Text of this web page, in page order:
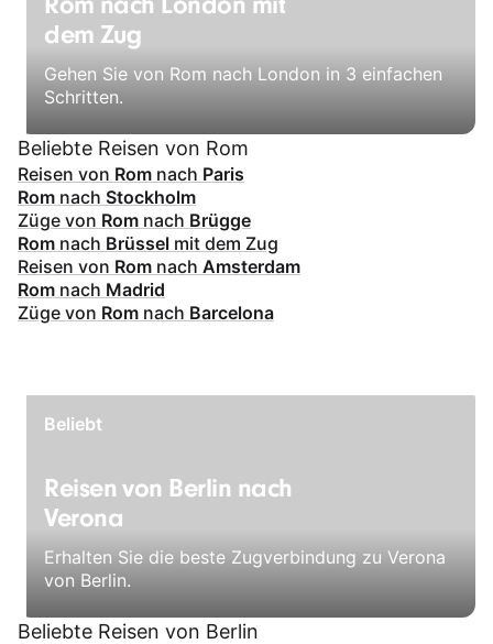
dem Zug
Gehen Sie von Rom nach London in 3 einfachen
Schritten.
Beliebte Reisen von Rom
Reisen von Rom nach Paris
Rom nach Stockholm
Züge von Rom nach Brügge
Rom nach Brüssel mit dem Zug
Reisen von Rom nach Amsterdam
Rom nach Madrid
Züge von Rom nach Barcelona
Beliebt
Reisen von Berlin nach
Verona
Erhalten Sie die beste Zugverbindung zu Verona
von Berlin.
Beliebte Reisen von Berlin